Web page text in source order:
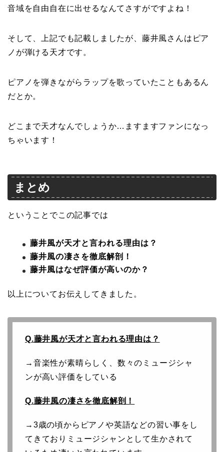
音域を自由自在に出せるなんてさすがですよね！
そして、上記でも記載しましたが、藤井風さんはピア
ノが弾ける天才です。
ピアノを弾きながらラップを歌っていたこともあるん
だとか。
どこまで天才なんでしょうか…ますますファンになっ
ちゃいます！
まとめ
ということでこの記事では
藤井風が天才と言われる理由は？
藤井風の凄さを徹底解剖！
藤井風はなぜ評価が高いのか？
以上についてお伝えしてきました。
Q.藤井風が天才と言われる理由は？
→音楽性が素晴らしく、数々のミュージシャ
ンが高い評価をしている
Q.藤井風の凄さを徹底解剖！
→3歳の頃からピアノや英語などの習い事をし
てきておりミュージシャンとして生かされて